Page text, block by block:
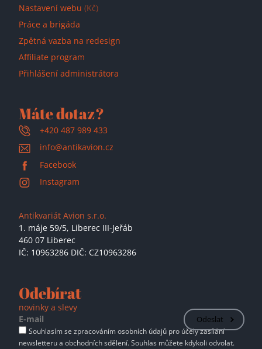
Nastavení webu (Kč)
Práce a brigáda
Zpětná vazba na redesign
Affiliate program
Přihlášení administrátora
Máte dotaz?
+420 487 989 433
info@antikavion.cz
Facebook
Instagram
Antikvariát Avion s.r.o.
1. máje 59/5, Liberec III-Jeřáb
460 07 Liberec
IČ: 10963286 DIČ: CZ10963286
Odebírat
novinky a slevy
Odeslat
Souhlasím se zpracováním osobních údajů pro účely zasílání
newsletteru a obchodních sdělení. Souhlas můžete kdykoli odvolat.